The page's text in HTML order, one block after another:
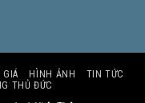
GIÁ HÌNH ẢNH
TIN TỨC
THỦ ĐỨC